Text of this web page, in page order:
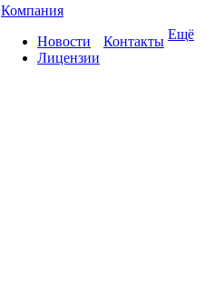
Компания
Новости
Лицензии
Контакты Ещё